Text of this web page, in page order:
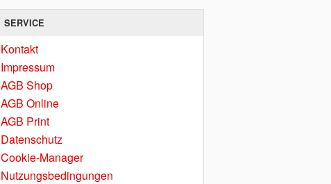
SERVICE
Kontakt
Impressum
AGB Shop
AGB Online
AGB Print
Datenschutz
Cookie-Manager
Nutzungsbedingungen